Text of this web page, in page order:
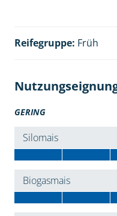
Reifegruppe: Früh
GERING
Silomais
Biogasmais